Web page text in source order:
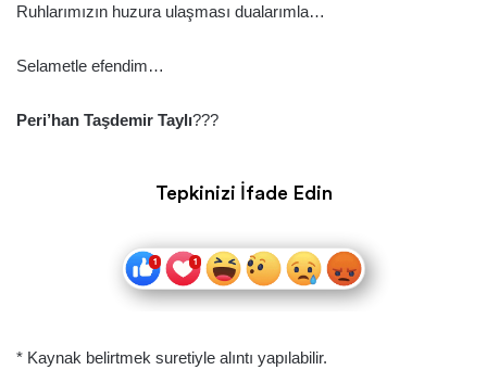
Ruhlarımızın huzura ulaşması dualarımla…
Selametle efendim…
Peri’han Taşdemir Taylı???
Tepkinizi İfade Edin
* Kaynak belirtmek suretiyle alıntı yapılabilir.